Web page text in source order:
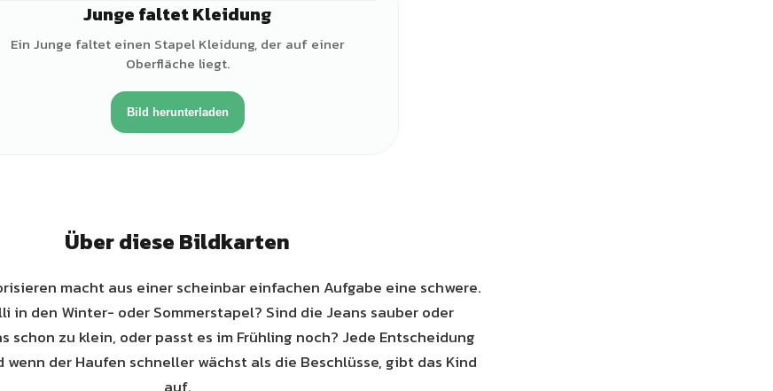
Junge faltet Kleidung
Ein Junge faltet einen Stapel Kleidung, der auf einer
Oberfläche liegt.
Bild herunterladen
Über diese Bildkarten
macht aus einer scheinbar einfachen Aufgabe eine schwere.
in den Winter- oder Sommerstapel? Sind die Jeans sauber oder
schon zu klein, oder passt es im Frühling noch? Jede Entscheidung
wenn der Haufen schneller wächst als die Beschlüsse, gibt das Kind